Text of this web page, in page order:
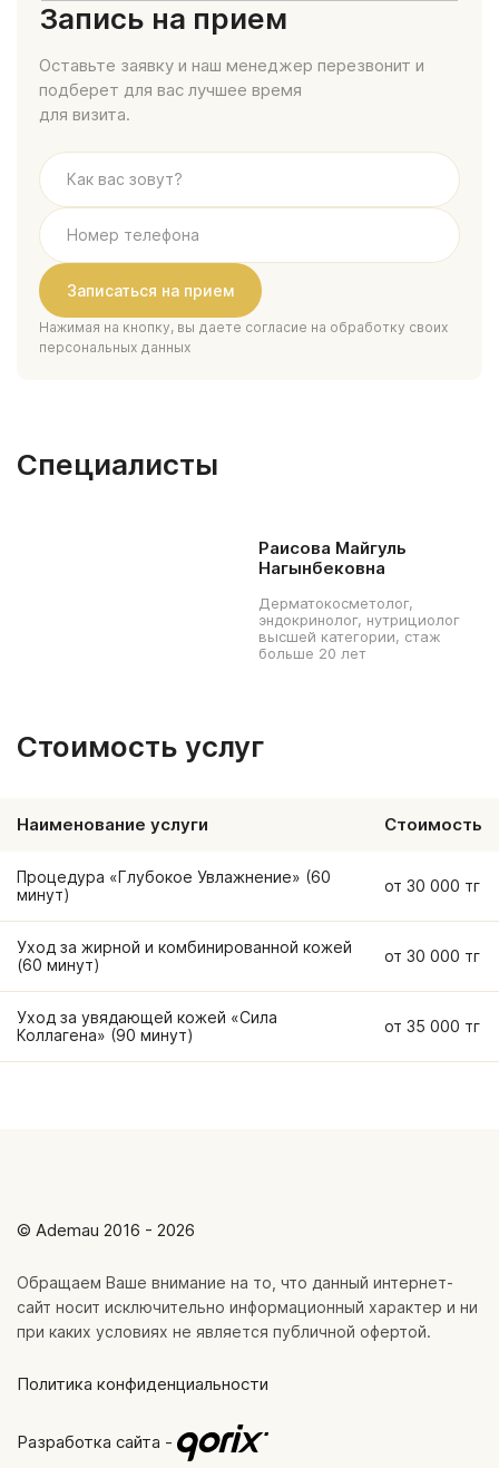
Запись на прием
Оставьте заявку и наш менеджер перезвонит и
подберет для вас лучшее время
для визита.
Нажимая на кнопку, вы даете согласие на обработку своих
персональных данных
Специалисты
Раисова Майгуль
Нагынбековна
Дерматокосметолог,
эндокринолог, нутрициолог
высшей категории, стаж
больше 20 лет
Стоимость услуг
Наименование услуги Стоимость
Процедура «Глубокое Увлажнение» (60
минут)
от 30 000 тг
Уход за жирной и комбинированной кожей
(60 минут)
от 30 000 тг
Уход за увядающей кожей «Сила
Коллагена» (90 минут)
от 35 000 тг
© Ademau 2016 - 2026
Обращаем Ваше внимание на то, что данный интернет-
сайт носит исключительно информационный характер и ни
при каких условиях не является публичной офертой.
Политика конфиденциальности
Разработка сайта -